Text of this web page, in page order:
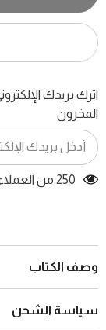
21
مايو
كبير
21
مايو
الفرعون
كبير
اترك بريدك
المخزون
250 من العملاء يشاهدون هذا المنتج
وصف الكتاب
سياسة الشحن